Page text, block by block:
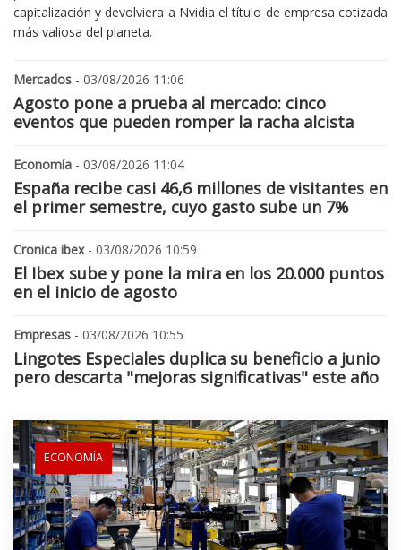
capitalización y devolviera a Nvidia el título de empresa cotizada
más valiosa del planeta.
Mercados - 03/08/2026 11:06
Agosto pone a prueba al mercado: cinco
eventos que pueden romper la racha alcista
Economía - 03/08/2026 11:04
España recibe casi 46,6 millones de visitantes en
el primer semestre, cuyo gasto sube un 7%
Cronica ibex- 03/08/2026 10:59
El Ibex sube y pone la mira en los 20.000 puntos
en el inicio de agosto
Empresas - 03/08/2026 10:55
Lingotes Especiales duplica su beneficio a junio
pero descarta "mejoras significativas" este año
ECONOMÍA